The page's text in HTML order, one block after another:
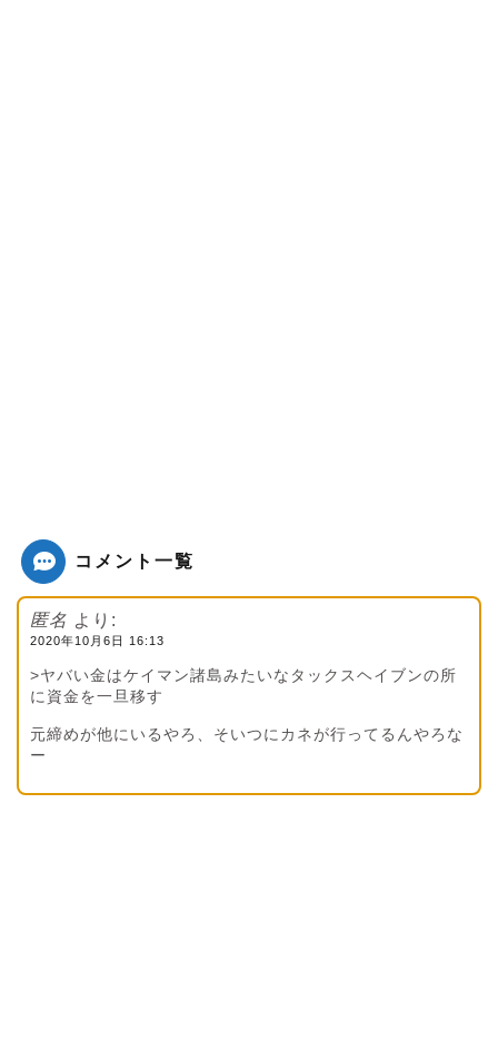
コメント一覧
匿名 より:
2020年10月6日 16:13
>ヤバい金はケイマン諸島みたいなタックスヘイブンの所
に資金を一旦移す
元締めが他にいるやろ、そいつにカネが行ってるんやろな
ー